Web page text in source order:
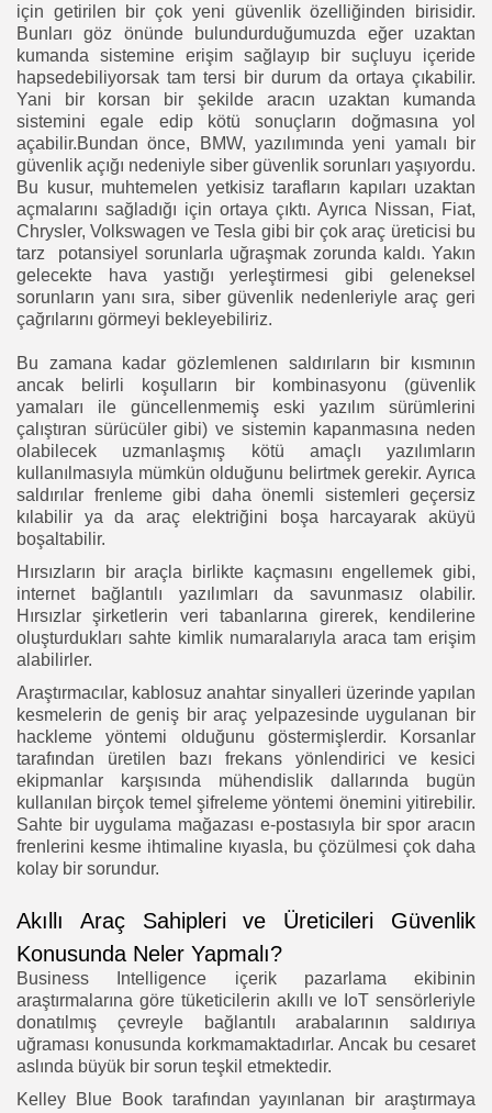
için getirilen bir çok yeni güvenlik özelliğinden birisidir.
Bunları göz önünde bulundurduğumuzda eğer uzaktan
kumanda sistemine erişim sağlayıp bir suçluyu içeride
hapsedebiliyorsak tam tersi bir durum da ortaya çıkabilir.
Yani bir korsan bir şekilde aracın uzaktan kumanda
sistemini egale edip kötü sonuçların doğmasına yol
açabilir.Bundan önce, BMW, yazılımında yeni yamalı bir
güvenlik açığı nedeniyle siber güvenlik sorunları yaşıyordu.
Bu kusur, muhtemelen yetkisiz tarafların kapıları uzaktan
açmalarını sağladığı için ortaya çıktı. Ayrıca Nissan, Fiat,
Chrysler, Volkswagen ve Tesla gibi bir çok araç üreticisi bu
tarz potansiyel sorunlarla uğraşmak zorunda kaldı. Yakın
gelecekte hava yastığı yerleştirmesi gibi geleneksel
sorunların yanı sıra, siber güvenlik nedenleriyle araç geri
çağrılarını görmeyi bekleyebiliriz.
Bu zamana kadar gözlemlenen saldırıların bir kısmının
ancak belirli koşulların bir kombinasyonu (güvenlik
yamaları ile güncellenmemiş eski yazılım sürümlerini
çalıştıran sürücüler gibi) ve sistemin kapanmasına neden
olabilecek uzmanlaşmış kötü amaçlı yazılımların
kullanılmasıyla mümkün olduğunu belirtmek gerekir. Ayrıca
saldırılar frenleme gibi daha önemli sistemleri geçersiz
kılabilir ya da araç elektriğini boşa harcayarak aküyü
boşaltabilir.
Hırsızların bir araçla birlikte kaçmasını engellemek gibi,
internet bağlantılı yazılımları da savunmasız olabilir.
Hırsızlar şirketlerin veri tabanlarına girerek, kendilerine
oluşturdukları sahte kimlik numaralarıyla araca tam erişim
alabilirler.
Araştırmacılar, kablosuz anahtar sinyalleri üzerinde yapılan
kesmelerin de geniş bir araç yelpazesinde uygulanan bir
hackleme yöntemi olduğunu göstermişlerdir. Korsanlar
tarafından üretilen bazı frekans yönlendirici ve kesici
ekipmanlar karşısında mühendislik dallarında bugün
kullanılan birçok temel şifreleme yöntemi önemini yitirebilir.
Sahte bir uygulama mağazası e-postasıyla bir spor aracın
frenlerini kesme ihtimaline kıyasla, bu çözülmesi çok daha
kolay bir sorundur.
Akıllı Araç Sahipleri ve Üreticileri Güvenlik
Konusunda Neler Yapmalı?
Business Intelligence içerik pazarlama ekibinin
araştırmalarına göre tüketicilerin akıllı ve IoT sensörleriyle
donatılmış çevreyle bağlantılı arabalarının saldırıya
uğraması konusunda korkmamaktadırlar. Ancak bu cesaret
aslında büyük bir sorun teşkil etmektedir.
Kelley Blue Book tarafından yayınlanan bir araştırmaya